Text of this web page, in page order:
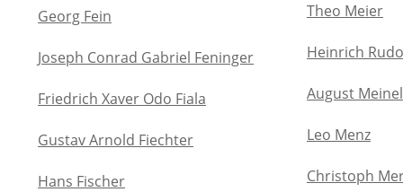
Georg Fein
Joseph Conrad Gabriel Feninger
Friedrich Xaver Odo Fiala
Gustav Arnold Fiechter
Hans Fischer
Theo Meier
Heinrich
August Meinel
Leo Menz
Christoph